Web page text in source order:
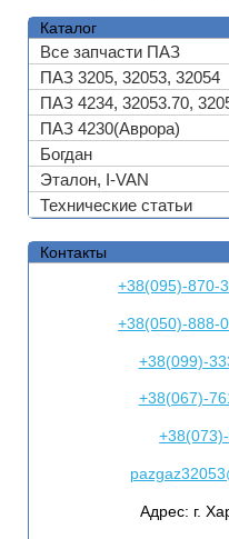
Каталог
Все запчасти ПАЗ
ПАЗ 3205, 32053, 32054
ПАЗ 4234, 32053.70,
ПАЗ 4230(Аврора)
Богдан
Эталон, I-VAN
Технические статьи
Контакты
+38(095)-870-
+38(050)-888-
+38(099)-
+38(067)-
Адрес: г.